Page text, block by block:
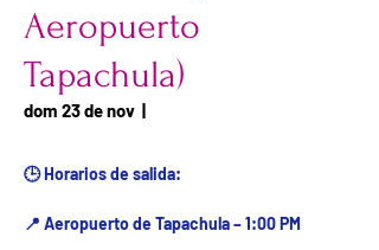
Aeropuerto
Tapachula)
dom 23 de nov
  |
🕒 Horarios de salida:
📍 Aeropuerto de Tapachula – 1:00 PM